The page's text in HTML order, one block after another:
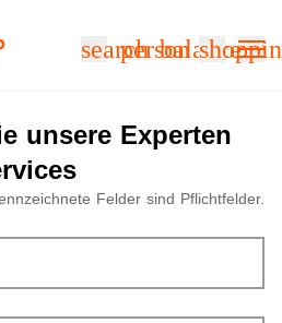
searchpersonbalance
unsere Experten
Felder sind Pflichtfelder.